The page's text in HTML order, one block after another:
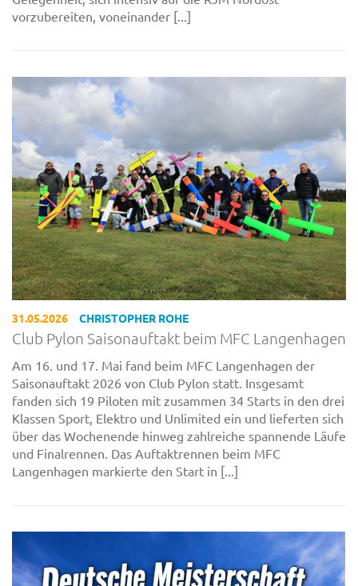
vorzubereiten, voneinander [...]
31.05.2026 CHRISTOPHER ROHE
Club Pylon Saisonauftakt beim MFC Langenhagen
Am 16. und 17. Mai fand beim MFC Langenhagen der
Saisonauftakt 2026 von Club Pylon statt. Insgesamt
fanden sich 19 Piloten mit zusammen 34 Starts in den drei
Klassen Sport, Elektro und Unlimited ein und lieferten sich
über das Wochenende hinweg zahlreiche spannende Läufe
und Finalrennen. Das Auftaktrennen beim MFC
Langenhagen markierte den Start in [...]